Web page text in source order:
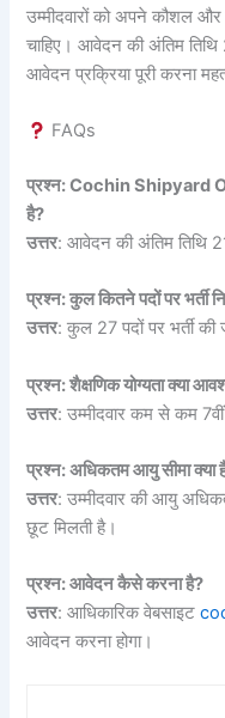
उम्मीदवारों को अपने कौशल
चाहिए। आवेदन की अंतिम
आवेदन प्रक्रिया पूरी करना
FAQs
प्रश्न: Cochin Shipyard
है?
उत्तर: आवेदन की अंतिम तिथि
प्रश्न: कुल कितने पदों पर भर्ती
उत्तर: कुल 27 पदों पर भर्ती की
प्रश्न: शैक्षणिक योग्यता क्या
उत्तर: उम्मीदवार कम से कम 7वीं
प्रश्न: अधिकतम आयु सीमा क्या
उत्तर: उम्मीदवार की आयु
छूट मिलती है।
प्रश्न: आवेदन कैसे करना है?
उत्तर: आधिकारिक वेबसाइट
आवेदन करना होगा।